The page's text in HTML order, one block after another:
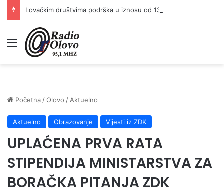
Lovačkim društvima podrška u iznosu od 138.000 KM
Meni
Početna /Olovo / Aktuelno
Aktuelno Obrazovanje Vijesti iz ZDK
UPLAĆENA PRVA RATA
STIPENDIJA MINISTARSTVA ZA
BORAČKA PITANJA ZDK